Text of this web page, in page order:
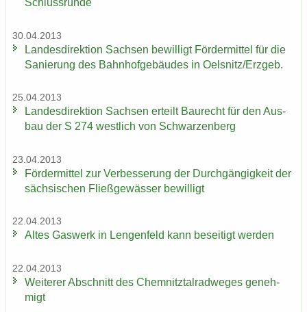
Schluss­run­de
30.04.2013
Lan­des­di­rek­ti­on Sach­sen be­wil­ligt För­der­mit­tel für die
Sa­nie­rung des Bahn­hof­ge­bäu­des in Oels­nitz/Erz­geb.
25.04.2013
Lan­des­di­rek­ti­on Sach­sen er­teilt Bau­recht für den Aus­
bau der S 274 west­lich von Schwar­zen­berg
23.04.2013
För­der­mit­tel zur Ver­bes­se­rung der Durch­gän­gig­keit der
säch­si­schen Fließ­ge­wäs­ser be­wil­ligt
22.04.2013
Altes Gas­werk in Len­gen­feld kann be­sei­tigt wer­den
22.04.2013
Wei­te­rer Ab­schnitt des Chem­nitz­tal­rad­we­ges ge­neh­
migt